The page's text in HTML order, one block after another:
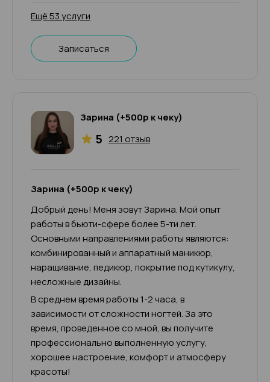
Ещё 53 услуги
Записаться
Зарина (+500р к чеку)
5 221 отзыв
Зарина (+500р к чеку)
Добрый день! Меня зовут Зарина. Мой опыт
работы в бьюти-сфере более 5-ти лет.
Основными направлениями работы являются:
комбинированный и аппаратный маникюр,
наращивание, педикюр, покрытие под кутикулу,
несложные дизайны.
В среднем время работы 1-2 часа, в
зависимости от сложности ногтей. За это
время, проведенное со мной, вы получите
профессионально выполненную услугу,
хорошее настроение, комфорт и атмосферу
красоты!